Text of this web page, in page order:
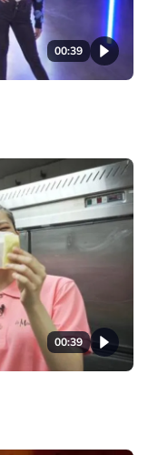
00:39
00:39